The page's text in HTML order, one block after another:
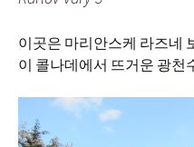
이곳은 마리안스케 라즈네
이 콜나데에서 뜨거운 광천